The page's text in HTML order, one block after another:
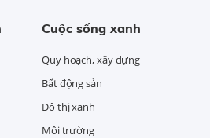
Cuộc sống xanh
Quy hoạch, xây dựng
Bất động sản
Đô thị xanh
Môi trường